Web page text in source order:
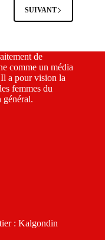
SUIVANT
de
comme un média
a pour vision la
femmes du
général.
: Kalgondin